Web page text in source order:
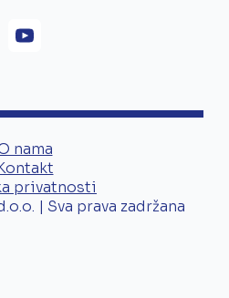
nama
privatnosti
| Sva prava zadržana